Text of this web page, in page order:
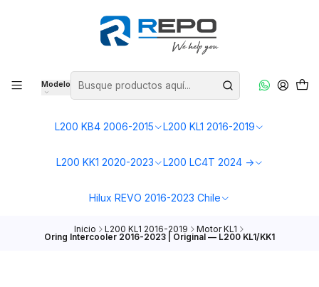
Modelo
L200 KB4 2006-2015 L200 KL1 2016-2019
L200 KK1 2020-2023 L200 LC4T 2024 ->
Hilux REVO 2016-2023 Chile
Inicio L200 KL1 2016-2019 Motor KL1
Oring Intercooler 2016-2023 | Original — L200 KL1/KK1